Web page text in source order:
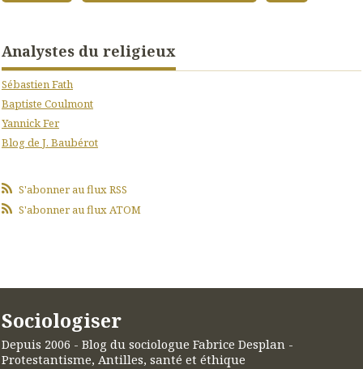
Analystes du religieux
Sébastien Fath
Baptiste Coulmont
Yannick Fer
Blog de J. Baubérot
S'abonner au flux RSS
S'abonner au flux ATOM
Sociologiser
Depuis 2006 - Blog du sociologue Fabrice Desplan -
Protestantisme, Antilles, santé et éthique